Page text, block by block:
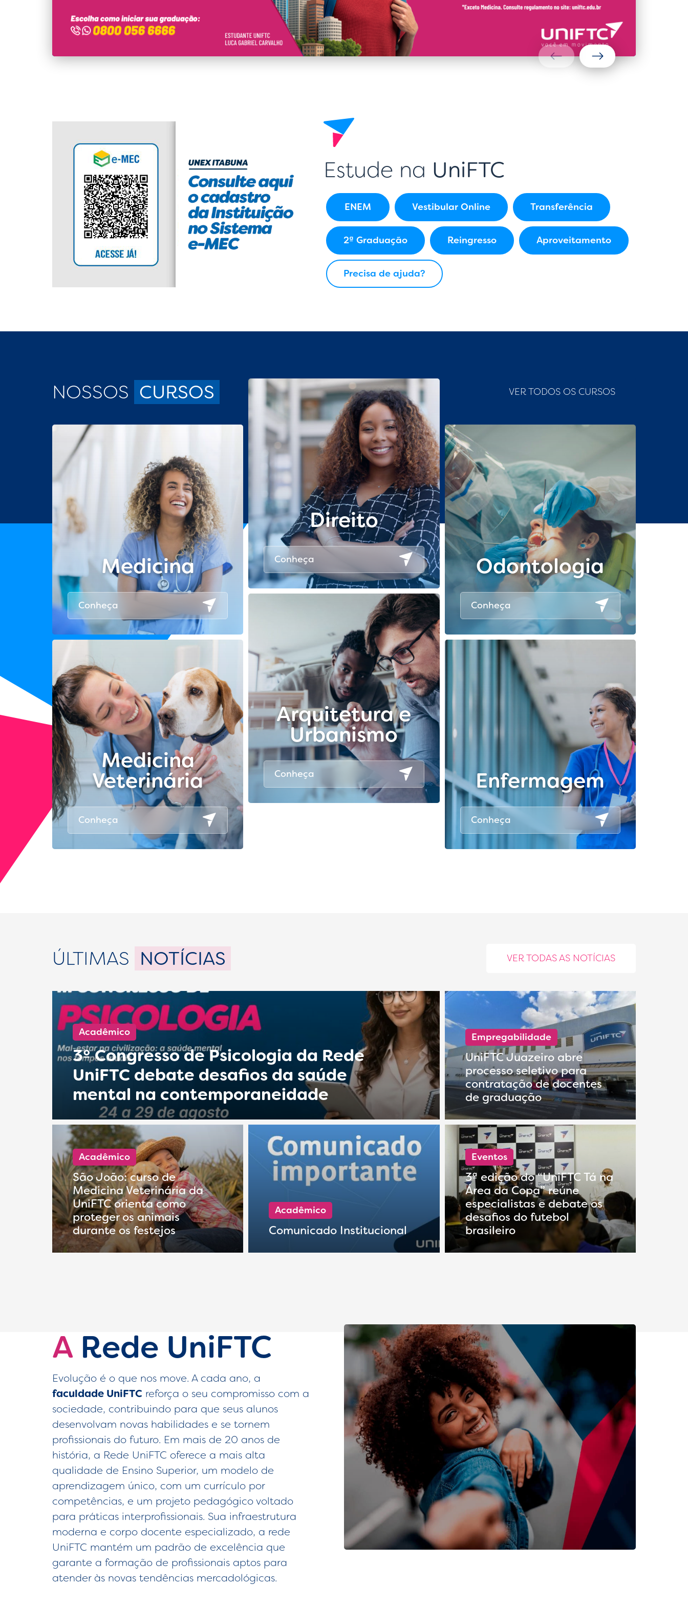
Estude na UniFTC
ENEM Vestibular Online Transferência
2ª Graduação Reingresso Aproveitamento
Precisa de ajuda?
NOSSOS CURSOS VER TODOS OS CURSOS
Medicina
Conheça
Direito
Conheça Odontologia
Conheça
Medicina
Veterinária
Conheça
Arquitetura e
Urbanismo
Conheça Enfermagem
Conheça
ÚLTIMAS NOTÍCIAS VER TODAS AS NOTÍCIAS
Acadêmico
3º Congresso de Psicologia da Rede
UniFTC debate desafios da saúde
mental na contemporaneidade
Empregabilidade
UniFTC Juazeiro abre
processo seletivo para
contratação de docentes
de graduação
Acadêmico
São João: curso de
Medicina Veterinária da
UniFTC orienta como
proteger os animais
durante os festejos
Acadêmico
Comunicado Institucional
Eventos
3ª edição do “UniFTC Tá na
Área da Copa” reúne
especialistas e debate os
desafios do futebol
brasileiro
A Rede UniFTC
Evolução é o que nos move. A cada ano, a
faculdade UniFTC reforça o seu compromisso com a
sociedade, contribuindo para que seus alunos
desenvolvam novas habilidades e se tornem
profissionais do futuro. Em mais de 20 anos de
história, a Rede UniFTC oferece a mais alta
qualidade de Ensino Superior, um modelo de
aprendizagem único, com um currículo por
competências, e um projeto pedagógico voltado
para práticas interprofissionais. Sua infraestrutura
moderna e corpo docente especializado, a rede
UniFTC mantém um padrão de excelência que
garante a formação de profissionais aptos para
atender às novas tendências mercadológicas.